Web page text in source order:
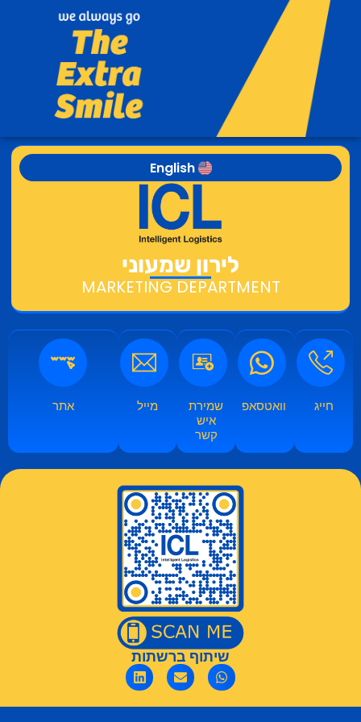
English
לירון שמעוני
MARKETING DEPARTMENT
חייג וואטסאפ​​
שמירת
איש
קשר​
מייל אתר
שיתוף ברשתות​